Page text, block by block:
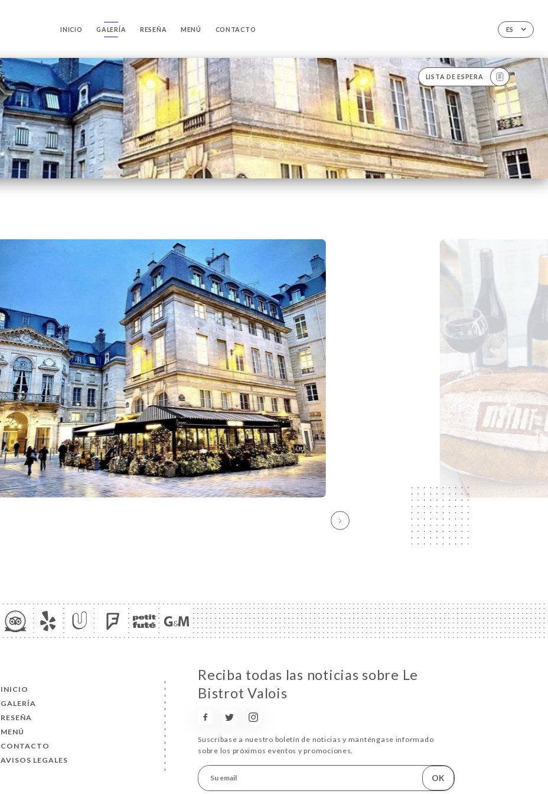
ES
INICIO GALERÍA RESEÑA MENÚ CONTACTO
LISTA DE ESPERA
INICIO
GALERÍA
RESEÑA
MENÚ
CONTACTO
AVISOS LEGALES
Reciba todas las noticias sobre Le
Bistrot Valois
Suscríbase a nuestro boletín de noticias y manténgase informado
sobre los próximos eventos y promociones.
OK